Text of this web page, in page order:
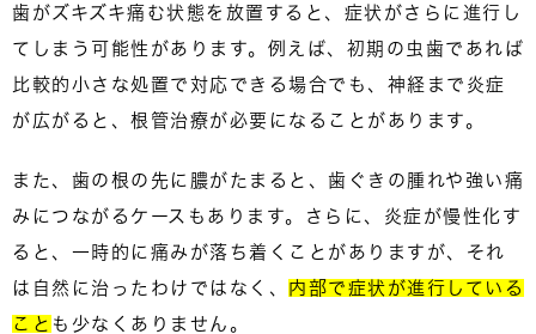
歯がズキズキ痛む状態を放置すると、症状がさらに進行し
てしまう可能性があります。例えば、初期の虫歯であれば
比較的小さな処置で対応できる場合でも、神経まで炎症
が広がると、 根管治療が必要になること があります。
また、歯の根の先に膿がたまると、歯ぐきの腫れや強い痛
みにつながるケースもあります。さらに、炎症が慢性化す
ると、一時的に痛みが落ち着くことがありますが、それ
は自然に治ったわけではなく、 内部で症状が進行している
こと も少なくありません。